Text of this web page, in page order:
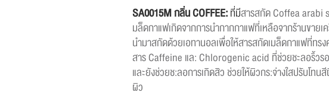
SA0015M กลิ่น COFFEE:ที่มีสารสกัด Coffea arabi
มล็ดกาแฟเกิดจากการนำกากกาแฟที่เหลือจากร้านขาย
นำมาสกัดด้วยเอทานอลเพื่อให้สารสกัดเมล็ดกาแฟที่ท
สาร Caffeine แล: Chlorogenic acid ที่ช่วยชะลอริ้วร
และยังช่วยช:ลอการเกิดสิว ช่วยให้ผิวกร:จ่างใสปรับโทน
ผิว